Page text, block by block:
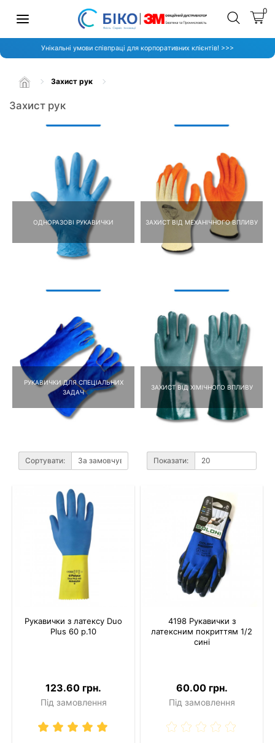
0
Унікальні умови співпраці для корпоративних клієнтів! >>>
Захист рук
Захист рук
ОДНОРАЗОВІ РУКАВИЧКИ ЗАХИСТ ВІД МЕХАНІЧНОГО ВПЛИВУ
РУКАВИЧКИ ДЛЯ СПЕЦІАЛЬНИХ
ЗАДАЧ
ЗАХИСТ ВІД ХІМІЧНОГО ВПЛИВУ
Сортувати: Показати:
Рукавички з латексу Duo
Plus 60 р.10
123.60 грн.
Під замовлення
4198 Рукавички з
латексним покриттям 1/2
сині
60.00 грн.
Під замовлення